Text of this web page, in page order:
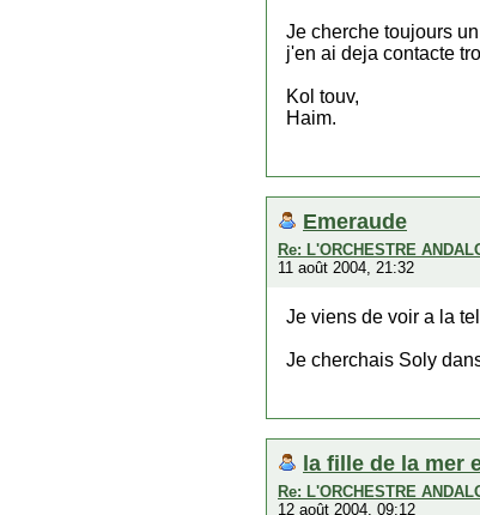
Je cherche toujours
j'en ai deja contacte
Kol touv,
Haim.
Emeraude
Re: L'ORCHESTRE
11 août 2004, 21:32
Je viens de voir a la
Je cherchais Soly
la fille de la mer
Re: L'ORCHESTRE
12 août 2004, 09:12